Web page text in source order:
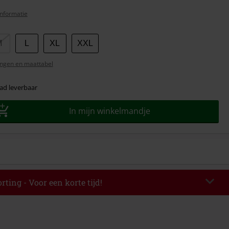
XL XXL
en maattabel
leverbaar
In mijn winkelmandje
- Voor een korte tijd!